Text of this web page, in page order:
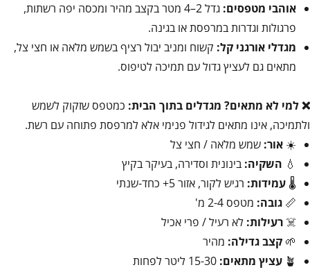
אוהבי מטפסים:
גדל 2–4 מטר בקצב מהיר ומכסה יפה רשתות,
פרגולות וגדרות במרפסת או בגינה.
מגדלי אורגני קל: קשוח ומניב יבול רציף בשמש מלאה או חצי צל,
מתאים גם לעציץ גדול עם תמיכה לטיפוס.
❌ למי לא מתאים? מגדלים בתוך הבית: כמטפס שזקוק לשמש
ולתמיכה, אינו מתאים לגידול פנימי אלא למרפסת פתוחה עם רשת.
☀️ אור: שמש מלאה / חצי צל
💧 השקיה: בינונית וסדירה, בעיקר בקיץ
🌡️עמידות: רגיש לקור, אזור 5+ כחד-שנתי
📏 גובה: מטפס 2-4 מ'
☠️ רעילות: לא רעיל / פרי אכיל
🌱 קצב גדילה: מהיר
🪴 עציץ מתאים: 15-30 ליטר לפחות